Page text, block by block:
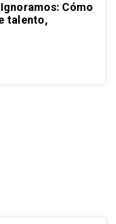
Cómo
talento,